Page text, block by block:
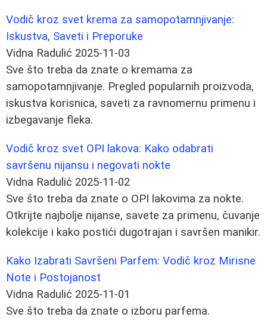
Vodič kroz svet krema za samopotamnjivanje:
Iskustva, Saveti i Preporuke
Vidna Radulić 2025-11-03
Sve što treba da znate o kremama za
samopotamnjivanje. Pregled popularnih proizvoda,
iskustva korisnica, saveti za ravnomernu primenu i
izbegavanje fleka.
Vodič kroz svet OPI lakova: Kako odabrati
savršenu nijansu i negovati nokte
Vidna Radulić 2025-11-02
Sve što treba da znate o OPI lakovima za nokte.
Otkrijte najbolje nijanse, savete za primenu, čuvanje
kolekcije i kako postići dugotrajan i savršen manikir.
Kako Izabrati Savršeni Parfem: Vodič kroz Mirisne
Note i Postojanost
Vidna Radulić 2025-11-01
Sve što treba da znate o izboru parfema.